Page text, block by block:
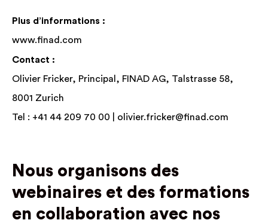
Plus d’informations :
www.finad.com
Contact :
Olivier Fricker, Principal, FINAD AG, Talstrasse 58,
8001 Zurich
Tel : +41 44 209 70 00 | olivier.fricker@finad.com
Nous organisons des
webinaires et des formations
en collaboration avec nos